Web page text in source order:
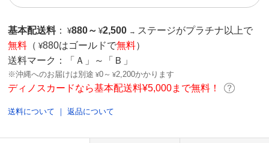
基本配送料 ： ¥880～ ¥2,500 → ステージがプラチナ以上で
無料 （ ¥880はゴールドで無料）
送料マーク：
「Ａ」～「Ｂ」
※沖縄へのお届けは別途 ¥0～ ¥2,200かかります
ディノスカードなら基本配送料¥5,000まで無料！
送料について ｜返品について